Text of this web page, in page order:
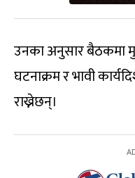
उनका अनुसार बैठकमा
घटनाक्रम र भावी
राख्नेछन्।